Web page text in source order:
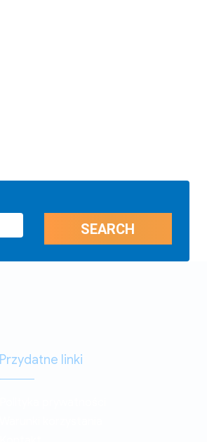
Przydatne linki